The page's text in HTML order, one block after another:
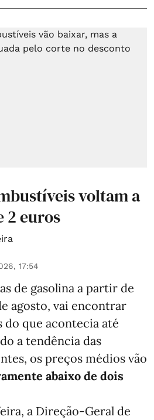
voltam a
2 euros
17:54
de gasolina a partir de
agosto, vai encontrar
do que acontecia até
a tendência das
os preços médios vão
abaixo de dois
a Direção-Geral de